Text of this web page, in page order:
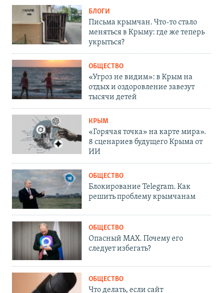
БЛОГИ
Письма крымчан. Что-то стало
меняться в Крыму: где же теперь
укрыться?
ОБЩЕСТВО
«Угроз не видим»: в Крым на
отдых и оздоровление завезут
тысячи детей
КРЫМ
«Горячая точка» на карте мира».
8 сценариев будущего Крыма от
ИИ
ОБЩЕСТВО
Блокирование Telegram. Как
решить проблему крымчанам
ОБЩЕСТВО
Опасный MAX. Почему его
следует избегать?
ОБЩЕСТВО
Что делать, если сайт